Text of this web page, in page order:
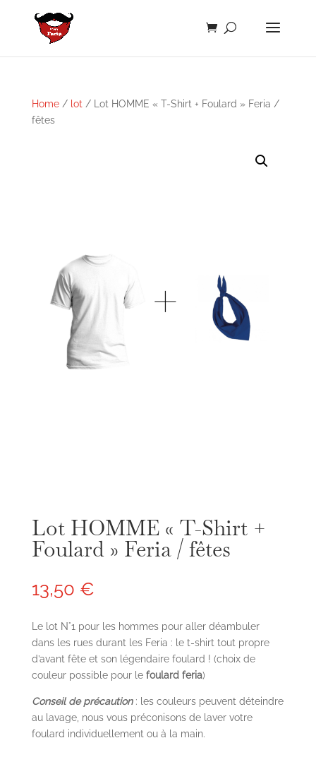
Home/ lot / Lot HOMME « T-Shirt + Foulard » Feria /
fêtes
Lot HOMME « T-Shirt +
Foulard » Feria / fêtes
13,50 €
Le lot N°1 pour les hommes pour aller déambuler
dans les rues durant les Feria : le t-shirt tout propre
d’avant fête et son légendaire foulard ! (choix de
couleur possible pour le foulard feria)
Conseil de précaution: les couleurs peuvent déteindre
au lavage, nous vous préconisons de laver votre
foulard individuellement ou à la main.